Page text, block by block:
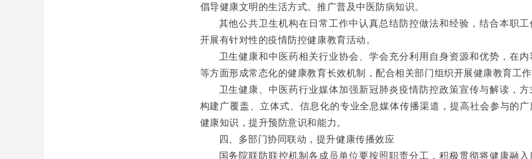
倡导健康文明的生活方式。推广普及中医防病知识。
其他公共卫生机构在日常工作中认真总结防控做法和经验，结合本职
开展有针对性的疫情防控健康教育活动。
卫生健康和中医药相关行业协会、学会充分利用自身资源和优势，在
等方面形成常态化的健康教育长效机制，配合相关部门组织开展健康教育工作
卫生健康、中医药行业媒体加强新冠肺炎疫情防控政策宣传与解读，方
构建广覆盖、立体式、信息化的专业全息媒体传播渠道，提高社会参与的
健康知识，提升预防意识和能力。
四、多部门协同联动，提升健康传播效应
国务院联防联控机制各成员单位要按照职责分工，积极贯彻将健康融入